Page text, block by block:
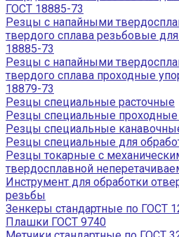
ГОСТ 18885-73
Резцы с напайными
твердого сплава резьбовые
18885-73
Резцы с напайными
твердого сплава проходные
18879-73
Резцы специальные расточные
Резцы специальные проходные
Резцы специальные
Резцы специальные для
Резцы токарные с
твердосплавной
Инструмент для обработки
резьбы
Зенкеры стандартные по ГОСТ
Плашки ГОСТ 9740